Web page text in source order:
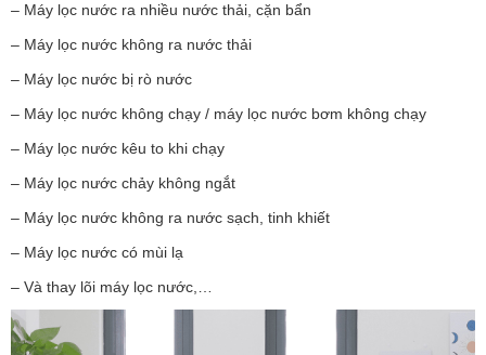
– Máy lọc nước ra nhiều nước thải, cặn bẩn
– Máy lọc nước không ra nước thải
– Máy lọc nước bị rò nước
– Máy lọc nước không chạy / máy lọc nước bơm không chạy
– Máy lọc nước kêu to khi chạy
– Máy lọc nước chảy không ngắt
– Máy lọc nước không ra nước sạch, tinh khiết
– Máy lọc nước có mùi lạ
– Và thay lõi máy lọc nước,…